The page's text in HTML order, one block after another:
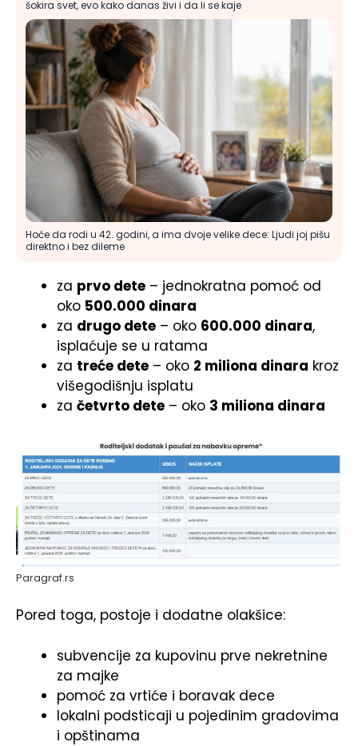
šokira svet, evo kako danas živi i da li se kaje
Hoće da rodi u 42. godini, a ima dvoje velike dece: Ljudi joj pišu
direktno i bez dileme
za prvo dete – jednokratna pomoć od
oko 500.000 dinara
za drugo dete – oko 600.000 dinara,
isplaćuje se u ratama
za treće dete – oko 2 miliona dinara kroz
višegodišnju isplatu
za četvrto dete – oko 3 miliona dinara
Paragraf.rs
Pored toga, postoje i dodatne olakšice:
subvencije za kupovinu prve nekretnine
za majke
pomoć za vrtiće i boravak dece
lokalni podsticaji u pojedinim gradovima
i opštinama